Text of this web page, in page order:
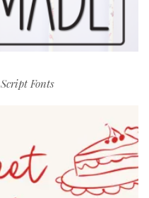
Script Fonts